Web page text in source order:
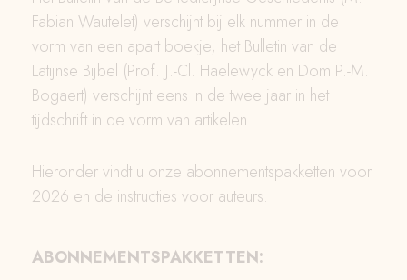
Fabian Wautelet) verschijnt bij elk nummer in de
vorm van een apart boekje; het Bulletin van de
Latijnse Bijbel (Prof. J.-Cl. Haelewyck en Dom P.-M.
Bogaert) verschijnt eens in de twee jaar in het
tijdschrift in de vorm van artikelen.
Hieronder vindt u onze abonnementspakketten voor
2026 en de instructies voor auteurs.
ABONNEMENTSPAKKETTEN: